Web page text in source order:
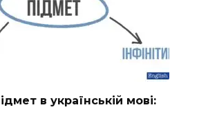
в українській мові: